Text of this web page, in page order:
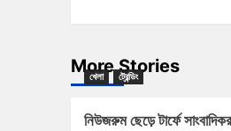
More Stories
খেলা ট্রেন্ডিং
নিউজরুম ছেড়ে টার্ফে